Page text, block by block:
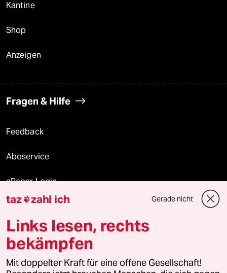
Kantine
Shop
Anzeigen
Fragen & Hilfe
Feedback
Aboservice
ePaper Login
Downloads für Abonnierende
© 2026 taz Verlags und Vertriebs GmbH
Alle Rechte vorbehalten. Bei rechtlichen Fragen oder für Genehmigungen
wenden Sie sich bitte an
lizenzen@taz.de
taz zahl ich Gerade nicht
Links lesen, rechts
bekämpfen
Mit doppelter Kraft für eine offene Gesellschaft!